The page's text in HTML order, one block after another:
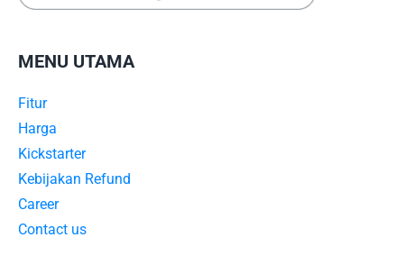
MENU UTAMA
Fitur
Harga
Kickstarter
Kebijakan Refund
Career
Contact us